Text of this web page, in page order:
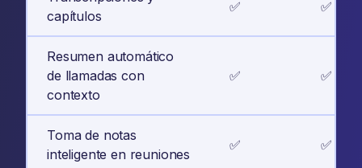
capítulos
✅ ✅
Resumen automático
de llamadas con
contexto
✅ ✅
Toma de notas
inteligente en reuniones
✅ ✅